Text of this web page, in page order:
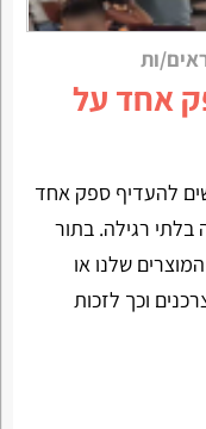
אחד על
להעדיף ספק אחד
בלתי רגילה. בתור
שלנו או
וכך לזכות